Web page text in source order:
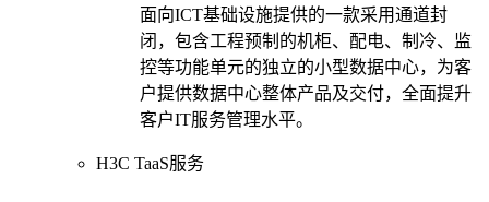
面向ICT基础设施提供的一款采用通道封
闭，包含工程预制的机柜、配电、制冷、监
控等功能单元的独立的小型数据中心，为客
户提供数据中心整体产品及交付，全面提升
客户IT服务管理水平。
H3C TaaS服务